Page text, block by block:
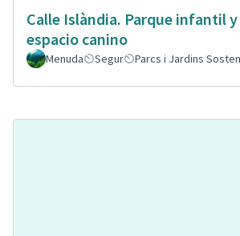
Calle Islàndia. Parque infantil y
espacio canino
Menuda Segur Parcs i Jardins